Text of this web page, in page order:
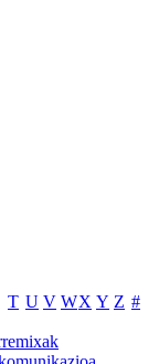
T U V WX Y Z #